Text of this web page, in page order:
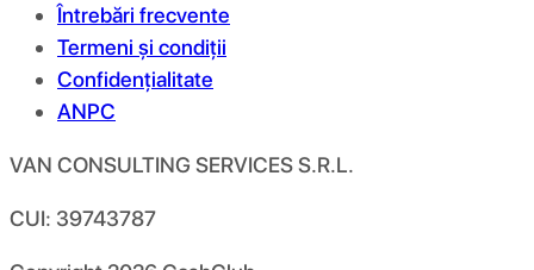
Întrebări frecvente
Termeni și condiții
Confidențialitate
ANPC
VAN CONSULTING SERVICES S.R.L.
CUI: 39743787